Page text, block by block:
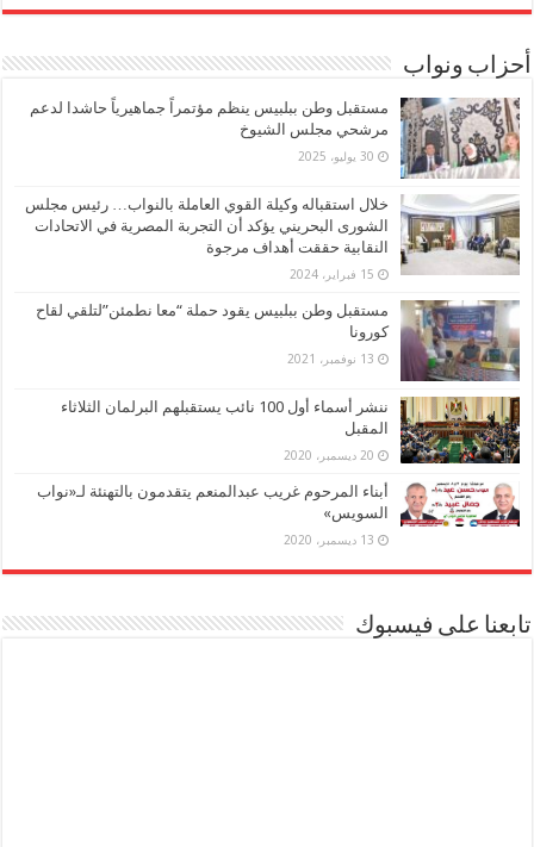
أحزاب ونواب
مستقبل وطن ببلبيس ينظم مؤتمراً جماهيرياً حاشدا لدعم
مرشحي مجلس الشيوخ
30 يوليو، 2025
خلال استقباله وكيلة القوي العاملة بالنواب… رئيس مجلس
الشورى البحريني يؤكد أن التجربة المصرية في الاتحادات
النقابية حققت أهداف مرجوة
15 فبراير، 2024
مستقبل وطن ببلبيس يقود حملة “معا نطمئن”لتلقي لقاح
كورونا
13 نوفمبر، 2021
ننشر أسماء أول 100 نائب يستقبلهم البرلمان الثلاثاء
المقبل
20 ديسمبر، 2020
أبناء المرحوم غريب عبدالمنعم يتقدمون بالتهنئة لـ«نواب
السويس»
13 ديسمبر، 2020
تابعنا على فيسبوك